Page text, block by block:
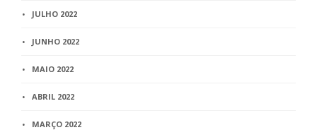
JULHO 2022
JUNHO 2022
MAIO 2022
ABRIL 2022
MARÇO 2022